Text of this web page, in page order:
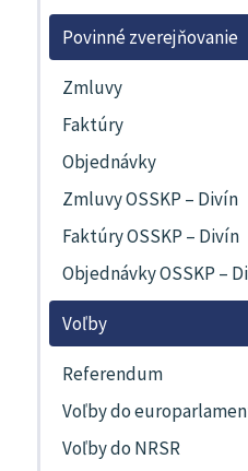
Povinné zverejňovanie
Zmluvy
Faktúry
Objednávky
Zmluvy OSSKP – Divín
Faktúry OSSKP – Divín
Objednávky OSSKP –
Voľby
Referendum
Voľby do
Voľby do NRSR